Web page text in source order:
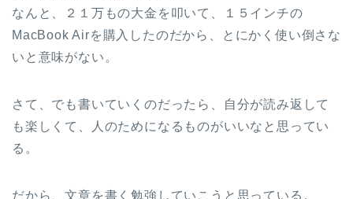
なんと、２１万もの大金を叩いて、１５インチの
MacBook Airを購入したのだから、とにかく使い倒さな
いと意味がない。
さて、でも書いていくのだったら、自分が読み返して
も楽しくて、人のためになるものがいいなと思ってい
る。
だから、文章を書く勉強していこうと思っている。